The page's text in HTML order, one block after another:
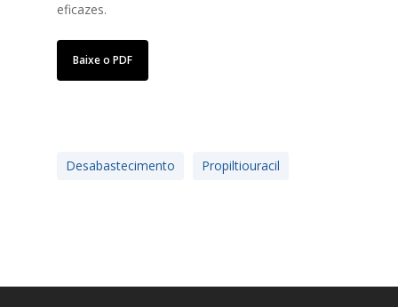
eficazes.
Baixe o PDF
Desabastecimento Propiltiouracil